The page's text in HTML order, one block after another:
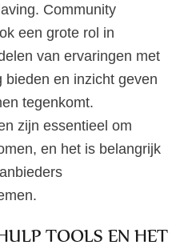
Community
een grote rol in
van ervaringen met
en inzicht geven
tegenkomt.
zijn essentieel om
en het is belangrijk
TOOLS EN HET